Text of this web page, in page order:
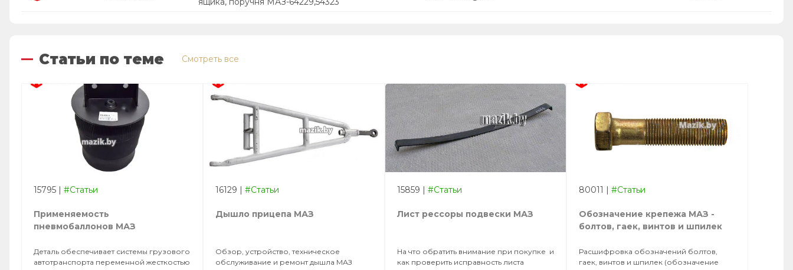
Статьи по теме Смотреть все
15795 | #Статьи
Применяемость
пневмобаллонов МАЗ
Деталь обеспечивает системы грузового
автотранспорта переменной жесткостью
16129 | #Статьи
Дышло прицепа МАЗ
Обзор, устройство, техническое
обслуживание и ремонт дышла МАЗ
15859 | #Статьи
Лист рессоры подвески МАЗ
На что обратить внимание при покупке и
как проверить исправность листа
80011 | #Статьи
Обозначение крепежа МАЗ -
болтов, гаек, винтов и шпилек
Расшифровка обозначений болтов,
гаек, винтов и шпилек (обозначение